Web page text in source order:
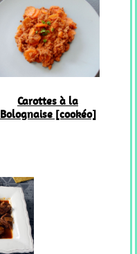
Carottes à la
Bolognaise [cookéo]